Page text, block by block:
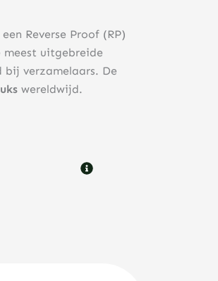
Reverse Proof (RP)
meest uitgebreide
bij verzamelaars. De
wereldwijd.